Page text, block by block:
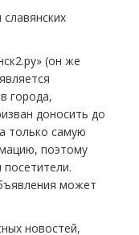
(он же
города,
доносить до
только самую
поэтому
может
новостей,